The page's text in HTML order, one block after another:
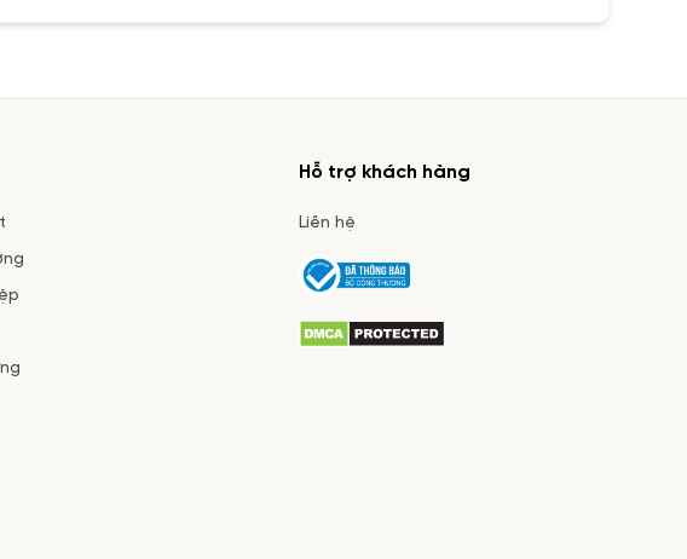
Hỗ trợ khách hàng
Liên hệ